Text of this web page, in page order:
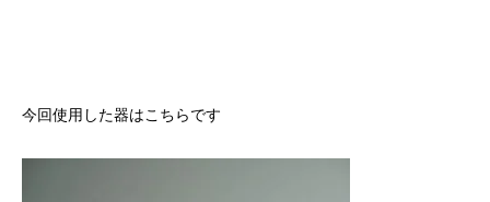
今回使用した器はこちらです